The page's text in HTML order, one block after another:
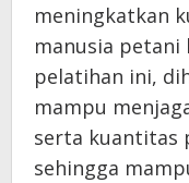
meningkatkan
manusia petani
pelatihan ini,
mampu
serta kuantitas
sehingga